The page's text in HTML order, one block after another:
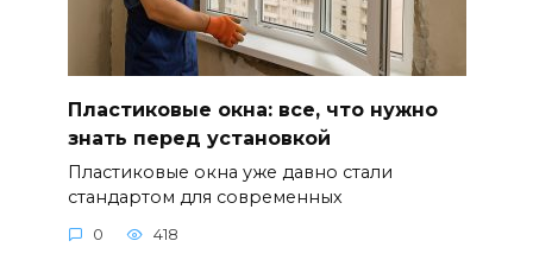
Пластиковые окна: все, что нужно
знать перед установкой
Пластиковые окна уже давно стали
стандартом для современных
0 418